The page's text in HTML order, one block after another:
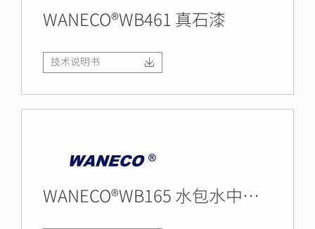
WANECO®WB461 真石漆
技术说明书
WANECO®WB165 水包水中涂漆